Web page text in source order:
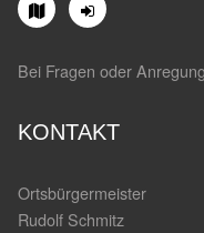
Bei Fragen oder
KONTAKT
Ortsbürgermeister
Rudolf Schmitz